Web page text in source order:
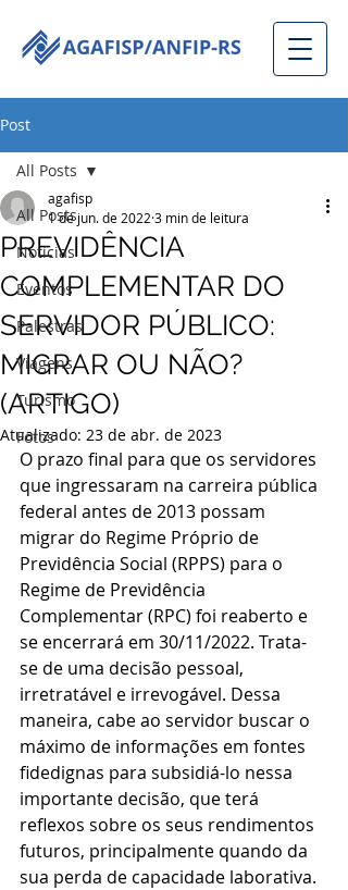
Post
All Posts
Notícias
Eventos
Palestras
Viagens
Turismo
Fotos
All Posts
PREVIDÊNCIA
COMPLEMENTAR DO
SERVIDOR PÚBLICO:
MIGRAR OU NÃO?
(ARTIGO)
agafisp
1 de jun. de 2022 3 min de leitura
Atualizado: 23 de abr. de 2023
O prazo final para que os servidores
que ingressaram na carreira pública
federal antes de 2013 possam
migrar do Regime Próprio de
Previdência Social (RPPS) para o
Regime de Previdência
Complementar (RPC) foi reaberto e
se encerrará em 30/11/2022. Trata-
se de uma decisão pessoal,
irretratável e irrevogável. Dessa
maneira, cabe ao servidor buscar o
máximo de informações em fontes
fidedignas para subsidiá-lo nessa
importante decisão, que terá
reflexos sobre os seus rendimentos
futuros, principalmente quando da
sua perda de capacidade laborativa.